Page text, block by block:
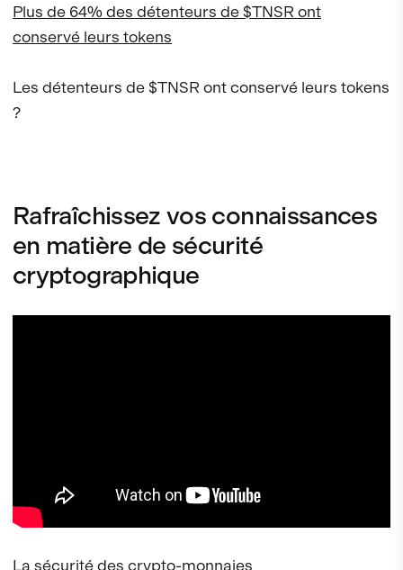
Plus de 64% des détenteurs de $TNSR ont
conservé leurs tokens
Les détenteurs de $TNSR ont conservé leurs tokens
?
Rafraîchissez vos connaissances
en matière de sécurité
cryptographique
La sécurité des crypto-monnaies